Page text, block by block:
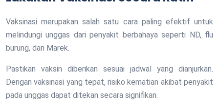
Vaksinasi merupakan salah satu cara paling efektif untuk
melindungi unggas dari penyakit berbahaya seperti ND, flu
burung, dan Marek.
Pastikan vaksin diberikan sesuai jadwal yang dianjurkan.
Dengan vaksinasi yang tepat, risiko kematian akibat penyakit
pada unggas dapat ditekan secara signifikan.